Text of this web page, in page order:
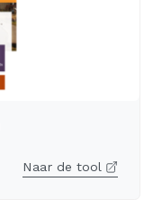
Naar de tool